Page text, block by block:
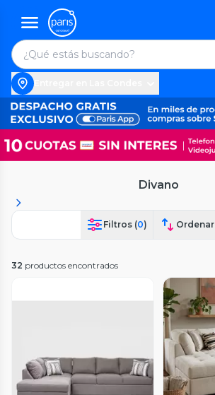
Divano
Filtros (0) Ordenar
32 productos encontrados